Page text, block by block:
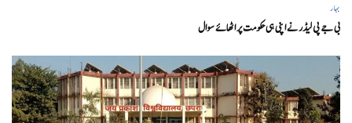
بہار
بی جے پی لیڈر نے اپنی ہی حکومت پر اٹھائے سوال